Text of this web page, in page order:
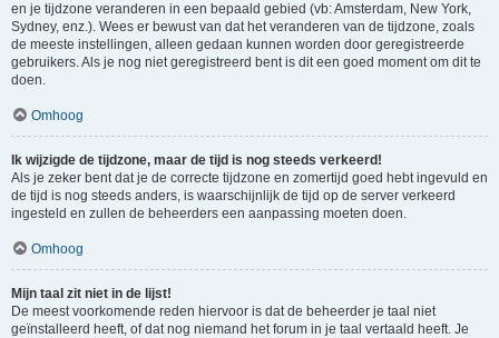
en je tijdzone veranderen in een bepaald gebied (vb: Amsterdam, New York,
Sydney, enz.). Wees er bewust van dat het veranderen van de tijdzone, zoals
de meeste instellingen, alleen gedaan kunnen worden door geregistreerde
gebruikers. Als je nog niet geregistreerd bent is dit een goed moment om dit te
doen.
Omhoog
Ik wijzigde de tijdzone, maar de tijd is nog steeds verkeerd!
Als je zeker bent dat je de correcte tijdzone en zomertijd goed hebt ingevuld en
de tijd is nog steeds anders, is waarschijnlijk de tijd op de server verkeerd
ingesteld en zullen de beheerders een aanpassing moeten doen.
Omhoog
Mijn taal zit niet in de lijst!
De meest voorkomende reden hiervoor is dat de beheerder je taal niet
geïnstalleerd heeft, of dat nog niemand het forum in je taal vertaald heeft. Je